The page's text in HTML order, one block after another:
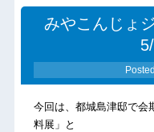
みやこんじょ
今回は、都城島津邸で会
料展」と